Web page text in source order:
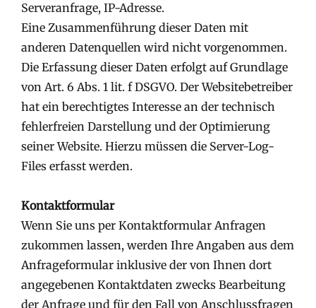
Serveranfrage, IP-Adresse.
Eine Zusammenführung dieser Daten mit
anderen Datenquellen wird nicht vorgenommen.
Die Erfassung dieser Daten erfolgt auf Grundlage
von Art. 6 Abs. 1 lit. f DSGVO. Der Websitebetreiber
hat ein berechtigtes Interesse an der technisch
fehlerfreien Darstellung und der Optimierung
seiner Website. Hierzu müssen die Server-Log-
Files erfasst werden.
Kontaktformular
Wenn Sie uns per Kontaktformular Anfragen
zukommen lassen, werden Ihre Angaben aus dem
Anfrageformular inklusive der von Ihnen dort
angegebenen Kontaktdaten zwecks Bearbeitung
der Anfrage und für den Fall von Anschlussfragen